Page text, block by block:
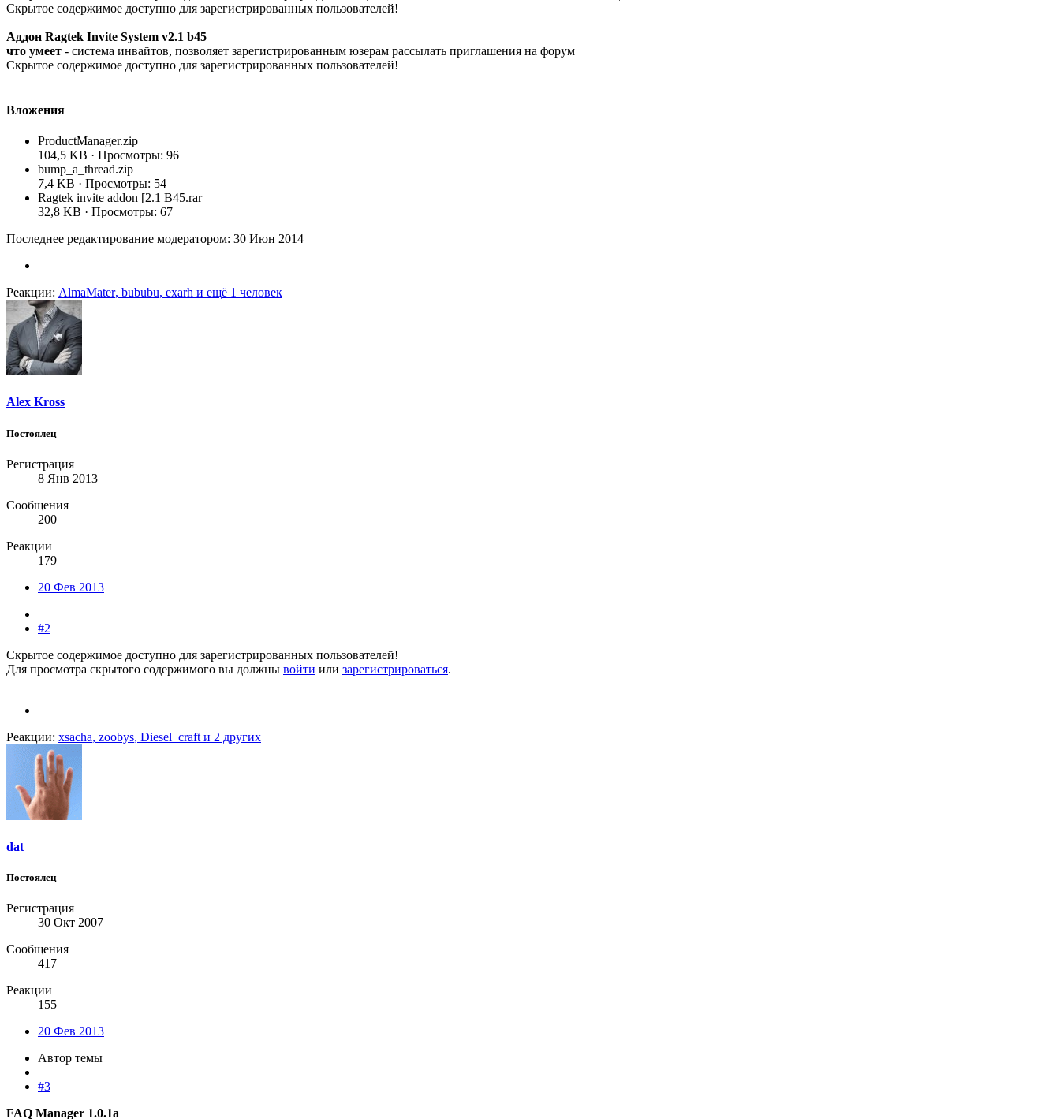
Скрытое содержимое доступно для зарегистрированных пользователей!
Аддон Ragtek Invite System v2.1 b45
что умеет - система инвайтов, позволяет зарегистрированным юзерам рассылать приглашения на форум
Скрытое содержимое доступно для зарегистрированных пользователей!
Вложения
ProductManager.zip
104,5 KB · Просмотры: 96
bump_a_thread.zip
7,4 KB · Просмотры: 54
Ragtek invite addon [2.1 B45.rar
32,8 KB · Просмотры: 67
Последнее редактирование модератором: 30 Июн 2014
Реакции: AlmaMater, bububu, exarh и ещё 1 человек
Alex Kross
Постоялец
Регистрация
8 Янв 2013
Сообщения
200
Реакции
179
20 Фев 2013
#2
Скрытое содержимое доступно для зарегистрированных пользователей!
Для просмотра скрытого содержимого вы должны войти или зарегистрироваться.
Реакции: xsacha, zoobys, Diesel_craft и 2 других
dat
Постоялец
Регистрация
30 Окт 2007
Сообщения
417
Реакции
155
20 Фев 2013
Автор темы
#3
FAQ Manager 1.0.1a